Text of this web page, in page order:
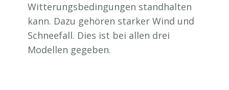
Witterungsbedingungen standhalten
kann. Dazu gehören starker Wind und
Schneefall. Dies ist bei allen drei
Modellen gegeben.